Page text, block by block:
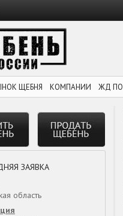
ЩЕБНЯ КОМПАНИИ ЖД
ЗАЯВКА
область